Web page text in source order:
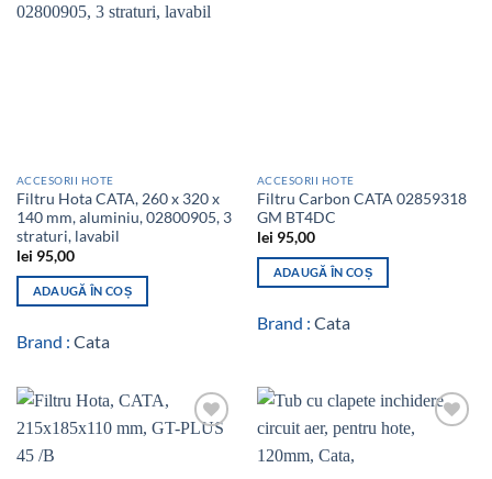
wishlist
ACCESORII HOTE
Filtru Hota CATA, 260 x 320 x
140 mm, aluminiu, 02800905, 3
straturi, lavabil
lei 95,00
ADAUGĂ ÎN COȘ
Brand : Cata
ACCESORII HOTE
Filtru Carbon CATA 02859318
GM BT4DC
lei 95,00
ADAUGĂ ÎN COȘ
Brand : Cata